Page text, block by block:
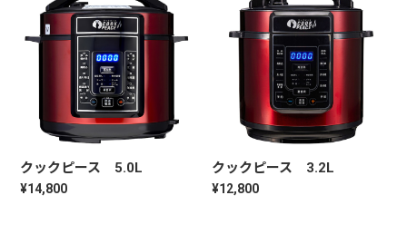
クックピース 5.0L
¥14,800
クックピース 3.2L
¥12,800